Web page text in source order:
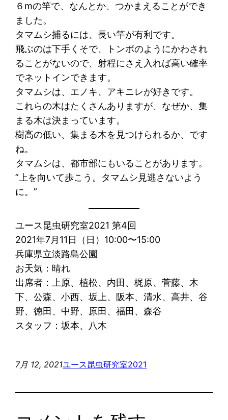
６mの竿で、なんとか、つかまえることができ
ました。
タマムシ捕るには、長い竿が有利です。
飛ぶのは下手くそで、トンボのようにかわされ
ることがないので、射程にさえ入れば高い確率
でネットインできます。
タマムシは、エノキ、アキニレが好きです。
これらの木はたくさんありますが、なぜか、集
まる木は決まっています。
樹高の低い、集まる木を見つけられるか、です
ね。
タマムシは、都市部にもいることがあります。
”上を向いて歩こう。タマムシ見逃さないよう
に。”
ユース昆虫研究室2021 第4回
2021年7月11日（日）10:00〜15:00
兵庫県立淡路島公園
お天気：晴れ
出席者：上原、植松、内田、梶原、菅藤、木
下、公森、小西、坂上、阪本、清水、高井、谷
野、徳田、中野、原田、福田、森谷
スタッフ：坂本、八木
7月 12, 2021ユース昆虫研究室2021